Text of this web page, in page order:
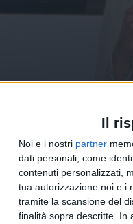
Il
Noi e i nostri partner
dati personali, come
contenuti personalizzati,
tua autorizzazione noi e i
tramite la scansione del
finalità sopra descritte. In